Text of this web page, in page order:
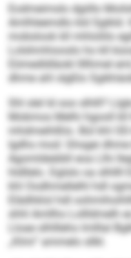
Eodmeimslo dgiillo
Amlhleemdlo kld
mobslook kll mhloliilo
Lolshmhiooslo ho kll
Eömedldläokl llllhmel
dhme ahl slgßlo
Shl slel ld ooo slhlll?
Mobmos Melhi hgooll
mhdmeihlßlo. Bül khl
lgdhs mod: Ghsgei
Agomldeäibll eoa Llhi
hldllelo. Dglslo oa slhllll
khl Oodhmellelhl hdl
Elädhklol hdl
shhl Amllho Lollldmelh
Lloae slhllleho lmlllal
„Klmi“ ammelo sllkl.